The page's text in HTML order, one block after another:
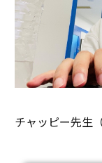
チャッピー先生